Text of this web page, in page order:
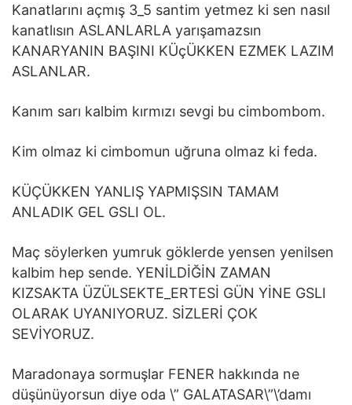
Kanatlarını açmış 3_5 santim yetmez ki sen nasıl
kanatlısın ASLANLARLA yarışamazsın
KANARYANIN BAŞINI KÜçÜKKEN EZMEK LAZIM
ASLANLAR.
Kanım sarı kalbim kırmızı sevgi bu cimbombom.
Kim olmaz ki cimbomun uğruna olmaz ki feda.
KÜÇÜKKEN YANLIŞ YAPMIŞSIN TAMAM
ANLADIK GEL GSLI OL.
Maç söylerken yumruk göklerde yensen yenilsen
kalbim hep sende. YENİLDİĞİN ZAMAN
KIZSAKTA ÜZÜLSEKTE_ERTESİ GÜN YİNE GSLI
OLARAK UYANIYORUZ. SİZLERİ ÇOK
SEVİYORUZ.
Maradonaya sormuşlar FENER hakkında ne
düşünüyorsun diye oda \” GALATASAR\”\’damı